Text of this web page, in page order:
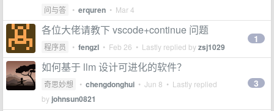
问与答 • erquren • Mar 4
各位大佬请教下 vscode+continue 问题
程序员 • fengzl • Feb 26 • Lastly replied byzsj1029
1
如何基于 llm 设计可进化的软件？
奇思妙想 • chengdonghui • Jun 8 • Lastly replied
by johnsun0821
3